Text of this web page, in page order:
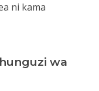
ni kama
wa